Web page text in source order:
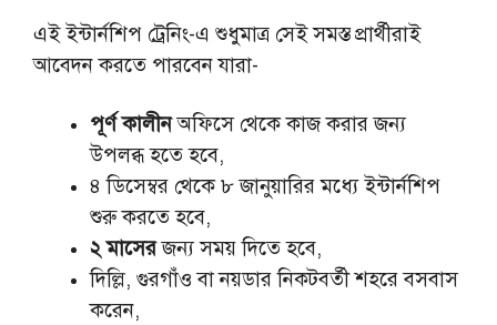
এই ইন্টার্নশিপ ট্রেনিং-এ শুধুমাত্র সেই সমস্ত প্রার্থীরাই
আবেদন করতে পারবেন যারা-
পূর্ণ কালীনঅফিসে থেকে কাজ করার জন্য
উপলব্ধ হতে হবে,
৪ ডিসেম্বর থেকে ৮ জানুয়ারির মধ্যে ইন্টার্নশিপ
শুরু করতে হবে,
২ মাসেরজন্য সময় দিতে হবে,
দিল্লি, গুরগাঁও বা নয়ডার নিকটবর্তী শহরে বসবাস
করেন,